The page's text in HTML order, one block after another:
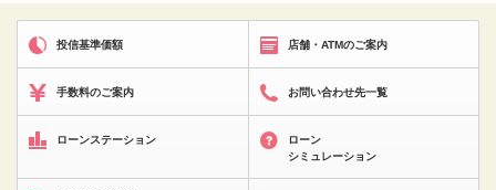
投信基準価額 店舗・ATMのご案内
手数料のご案内 お問い合わせ先一覧
ローンステーション
ローン
シミュレーション